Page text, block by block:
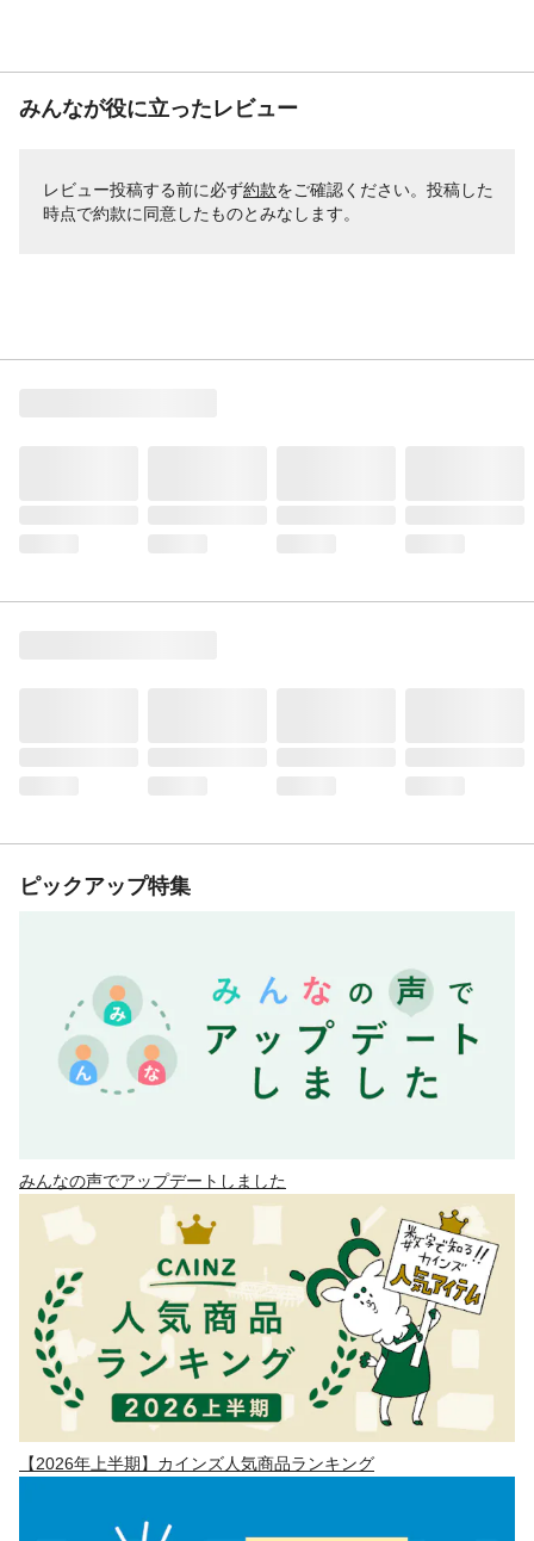
みんなが役に立ったレビュー
レビュー投稿する前に必ず約款をご確認ください。投稿した
時点で約款に同意したものとみなします。
ピックアップ特集
みんなの声でアップデートしました
【2026年上半期】カインズ人気商品ランキング